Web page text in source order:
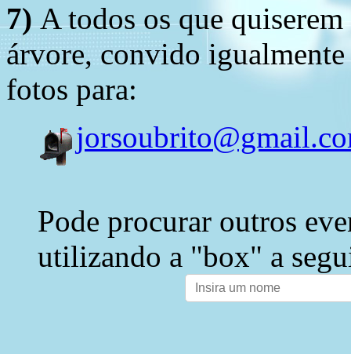
7)A todos os que
árvore, convido
fotos para:
Pode procurar outros
utilizando a "box" a